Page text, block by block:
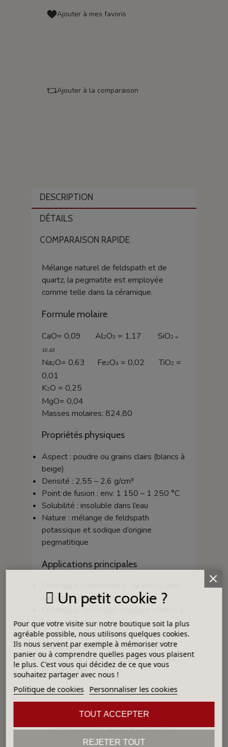
Ajouter à mes favoris
Ajouter à la comparaison
DESCRIPTION
DÉTAILS
COMPARAISON RAPIDE
Mélange naturel de feldspath et de
quartz, la pegmatite est employée
comme telle dans la céramique.
Formule molaire
CaO= 0,09 Al2O3 = 1,17 SiO2 =
10,43
Na2O= 0,63 Fe2O3 = 0,02 TiO2 =
0,01
K2O = 0,25
MgO= 0,04
Masses molaires: 824,80
Propriétés physiques
Aspect : poudre ou grains clairs (blancs à
beige)
Densité : 2,55 – 2,6 g/cm³
Point de fusion : env. 1 150 – 1 250 °C
Solubilité : insoluble dans l’eau
Nature : mélange de feldspath
potassique et sodique d’origine
pegmatitique
Applications principales
carrelages, sanitaires
Céramique technique : produits vitrifiés à
haute résistance
Émaillage et verres : agent fondant pour
abaisser la température de fusion
Industrie du verre : composant fondant
et stabilisant
DANS LA MÊME CATÉGORIE
Un petit cookie ?
Pour que votre visite sur notre boutique soit la plus
agréable possible, nous utilisons quelques cookies.
Ils nous servent par exemple à mémoriser votre
panier ou à comprendre quelles pages vous plaisent
le plus. C'est vous qui décidez de ce que vous
souhaitez partager avec nous !
Politique de cookies Personnaliser les cookies
REJETER TOUT
TOUT ACCEPTER